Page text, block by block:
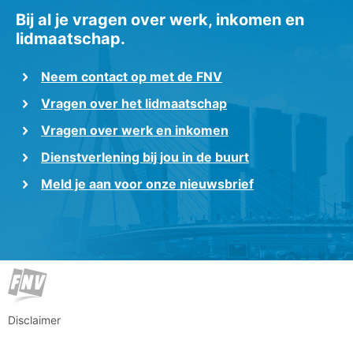
Bij al je vragen over werk, inkomen en
lidmaatschap.
Neem contact op met de FNV
Vragen over het lidmaatschap
Vragen over werk en inkomen
Dienstverlening bij jou in de buurt
Meld je aan voor onze nieuwsbrief
Disclaimer